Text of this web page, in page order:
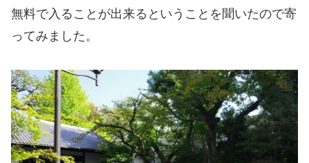
無料で入ることが出来るということを聞いたので寄
ってみました。